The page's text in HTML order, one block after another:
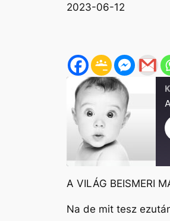
2023-06-12
SHARE
LINK
A VILÁG BEISMERI
Na de mit tesz